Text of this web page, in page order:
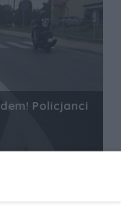
Policjanci